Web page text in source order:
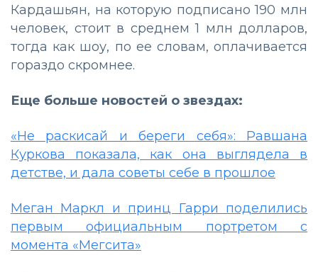
Кардашьян, на которую подписано 190 млн
человек, стоит в среднем 1 млн долларов,
тогда как шоу, по ее словам, оплачивается
гораздо скромнее.
Еще больше новостей о звездах:
«Не раскисай и береги себя»: Равшана
Куркова показала, как она выглядела в
детстве, и дала советы себе в прошлое
Меган Маркл и принц Гарри поделились
первым официальным портретом с
момента «Мегсита»